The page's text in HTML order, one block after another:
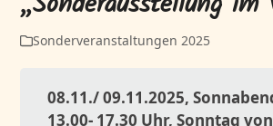
Sonderveranstaltungen 2025
08.11./ 09.11.2025,
13.00- 17.30 Uhr, Sonntag